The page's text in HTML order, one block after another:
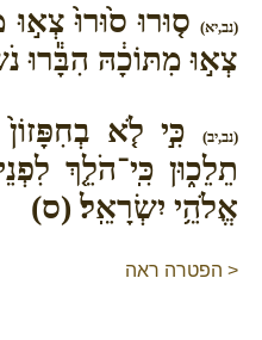
(נב,יא) ס֤וּרוּ ס֙וּרוּ֙
צְא֣וּ מִתּוֹכָ֔הּ הִבָּ֕רוּ
(נב,יב)
כִּ֣י לֹ֤א
תֵלֵכ֑וּן כִּֽי־הֹלֵ֤ךְ
אֱלֹהֵ֥י יִשְׂרָאֵֽל׃ (ס)
< הפטרה ראה